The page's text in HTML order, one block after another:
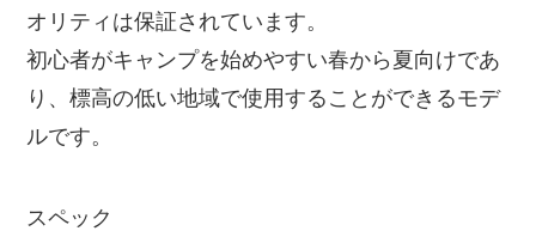
オリティは保証されています。
初心者がキャンプを始めやすい春から夏向けであ
り、標高の低い地域で使用することができるモデ
ルです。
スペック